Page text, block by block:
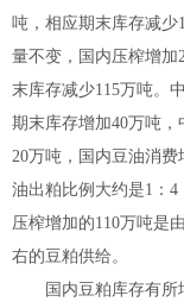
吨，相应期末库存减少
量不变，国内压榨增加
末库存减少115万吨。
期末库存增加40万吨
20万吨，国内豆油消
油出粕比例大约是1：
压榨增加的110万吨是
右的豆粕供给。
国内豆粕库存有所